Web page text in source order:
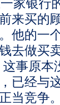
家银行
来买的
他的一
去做买
这事原
已经与
当竞争